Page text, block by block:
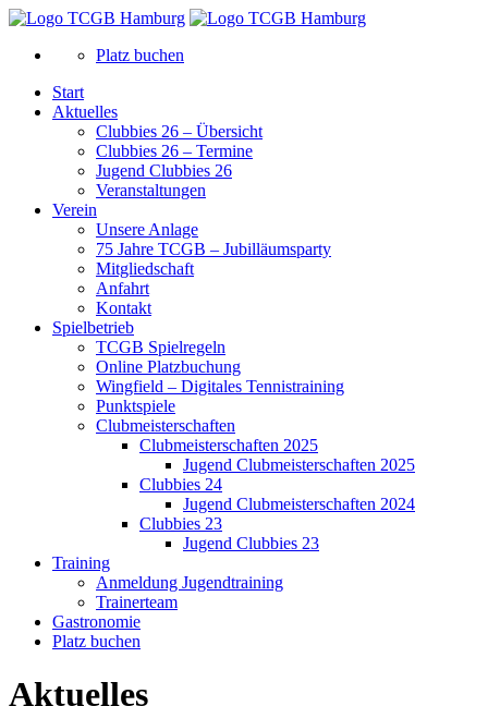
Platz buchen
Start
Aktuelles
Clubbies 26 – Übersicht
Clubbies 26 – Termine
Jugend Clubbies 26
Veranstaltungen
Verein
Unsere Anlage
75 Jahre TCGB – Jubilläumsparty
Mitgliedschaft
Anfahrt
Kontakt
Spielbetrieb
TCGB Spielregeln
Online Platzbuchung
Wingfield – Digitales Tennistraining
Punktspiele
Clubmeisterschaften
Clubmeisterschaften 2025
Jugend Clubmeisterschaften 2025
Clubbies 24
Jugend Clubmeisterschaften 2024
Clubbies 23
Jugend Clubbies 23
Training
Anmeldung Jugendtraining
Trainerteam
Gastronomie
Platz buchen
Aktuelles